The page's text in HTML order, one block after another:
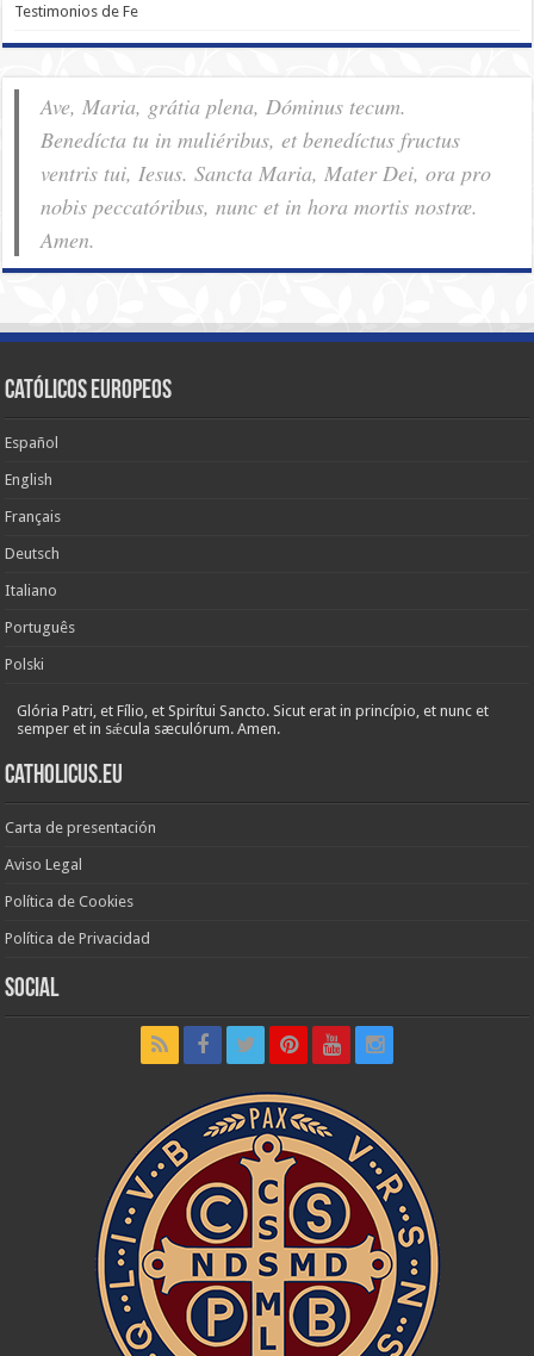
Testimonios de Fe
Ave, Maria, grátia plena, Dóminus tecum.
Benedícta tu in muliéribus, et benedíctus fructus
ventris tui, Iesus. Sancta Maria, Mater Dei, ora pro
nobis pec­ca­tóribus, nunc et in hora mortis nostræ.
Amen.
Católicos Europeos
Español
English
Français
Deutsch
Italiano
Português
Polski
Glória Patri, et Fílio, et Spirítui Sancto. Sicut erat in princípio, et nunc et
semper et in sǽcula sæculórum. Amen.
Catholicus.eu
Carta de presentación
Aviso Legal
Política de Cookies
Política de Privacidad
Social